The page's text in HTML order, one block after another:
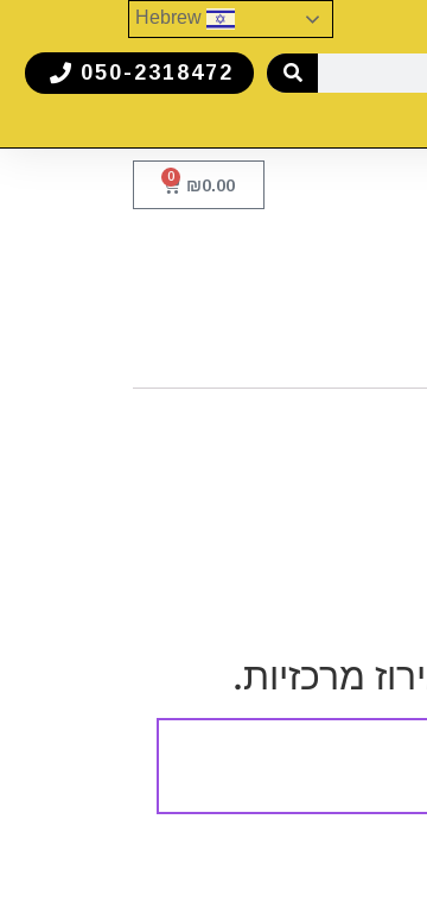
050-2318472
₪0.00
0
מרכזיות.
Hebrew